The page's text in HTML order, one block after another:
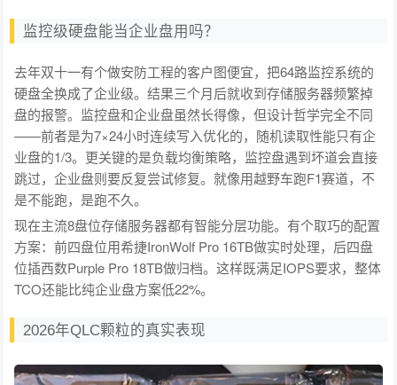
监控级硬盘能当企业盘用吗？
去年双十一有个做安防工程的客户图便宜，把64路监控系统的
硬盘全换成了企业级。结果三个月后就收到存储服务器频繁掉
盘的报警。监控盘和企业盘虽然长得像，但设计哲学完全不同
——前者是为7×24小时连续写入优化的，随机读取性能只有企
业盘的1/3。更关键的是负载均衡策略，监控盘遇到坏道会直接
跳过，企业盘则要反复尝试修复。就像用越野车跑F1赛道，不
是不能跑，是跑不久。
现在主流8盘位存储服务器都有智能分层功能。有个取巧的配置
方案：前四盘位用希捷IronWolf Pro 16TB做实时处理，后四盘
位插西数Purple Pro 18TB做归档。这样既满足IOPS要求，整体
TCO还能比纯企业盘方案低22%。
2026年QLC颗粒的真实表现